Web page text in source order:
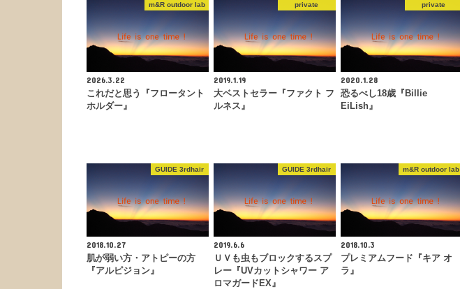
m&R outdoor lab
2026.3.22
これだと思う『フロータント
ホルダー』
private
2019.1.19
大ベストセラー『ファクト フ
ルネス』
private
2020.1.28
恐るべし18歳『Billie
EiLish』
GUIDE 3rdhair
2018.10.27
肌が弱い方・アトピーの方
『アルピジョン』
GUIDE 3rdhair
2019.6.6
ＵＶも虫もブロックするスプ
レー『UVカットシャワー ア
ロマガードEX』
m&R outdoor lab
2018.10.3
プレミアムフード『キア オ
ラ』